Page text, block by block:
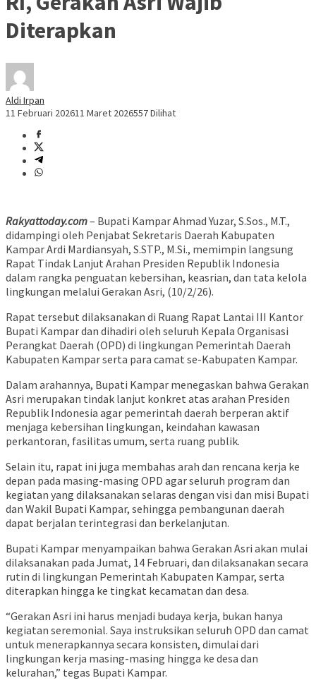
Diterapkan
Aldi Irpan
11 Februari 202611 Maret 2026557 Dilihat
Rakyattoday.com– Bupati Kampar Ahmad Yuzar, S.Sos., M.T.,
didampingi oleh Penjabat Sekretaris Daerah Kabupaten
Kampar Ardi Mardiansyah, S.STP., M.Si., memimpin langsung
Rapat Tindak Lanjut Arahan Presiden Republik Indonesia
dalam rangka penguatan kebersihan, keasrian, dan tata kelola
lingkungan melalui Gerakan Asri, (10/2/26).
Rapat tersebut dilaksanakan di Ruang Rapat Lantai III Kantor
Bupati Kampar dan dihadiri oleh seluruh Kepala Organisasi
Perangkat Daerah (OPD) di lingkungan Pemerintah Daerah
Kabupaten Kampar serta para camat se-Kabupaten Kampar.
Dalam arahannya, Bupati Kampar menegaskan bahwa Gerakan
Asri merupakan tindak lanjut konkret atas arahan Presiden
Republik Indonesia agar pemerintah daerah berperan aktif
menjaga kebersihan lingkungan, keindahan kawasan
perkantoran, fasilitas umum, serta ruang publik.
Selain itu, rapat ini juga membahas arah dan rencana kerja ke
depan pada masing-masing OPD agar seluruh program dan
kegiatan yang dilaksanakan selaras dengan visi dan misi Bupati
dan Wakil Bupati Kampar, sehingga pembangunan daerah
dapat berjalan terintegrasi dan berkelanjutan.
Bupati Kampar menyampaikan bahwa Gerakan Asri akan mulai
dilaksanakan pada Jumat, 14 Februari, dan dilaksanakan secara
rutin di lingkungan Pemerintah Kabupaten Kampar, serta
diterapkan hingga ke tingkat kecamatan dan desa.
“Gerakan Asri ini harus menjadi budaya kerja, bukan hanya
kegiatan seremonial. Saya instruksikan seluruh OPD dan camat
untuk menerapkannya secara konsisten, dimulai dari
lingkungan kerja masing-masing hingga ke desa dan
kelurahan,” tegas Bupati Kampar.